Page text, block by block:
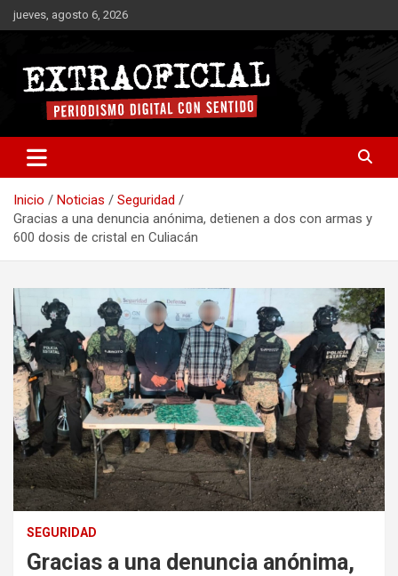
Saltar
al
jueves, agosto 6, 2026
Extraoficial
Inicio Noticias
Seguridad
Gracias a una denuncia anónima, detienen a dos con armas y
600 dosis de cristal en Culiacán
SEGURIDAD
Gracias a una denuncia anónima,